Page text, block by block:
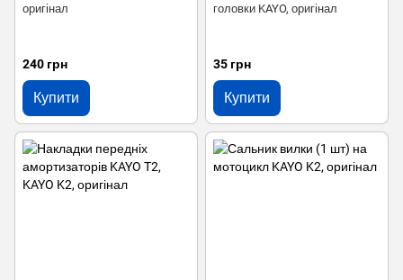
оригінал
240 грн
Купити
головки KAYO, оригінал
35 грн
Купити